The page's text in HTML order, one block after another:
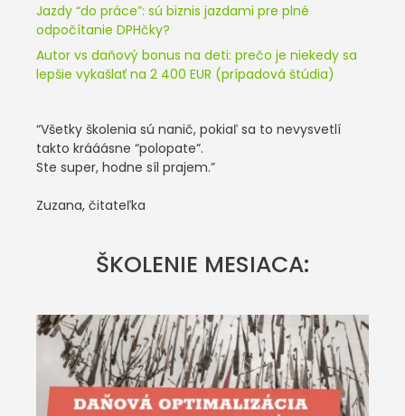
Jazdy “do práce”: sú biznis jazdami pre plné
odpočítanie DPHčky?
Autor vs daňový bonus na deti: prečo je niekedy sa
lepšie vykašlať na 2 400 EUR (prípadová štúdia)
“Všetky školenia sú nanič, pokiaľ sa to nevysvetlí
takto krááásne “polopate”.
Ste super, hodne síl prajem.”
Zuzana, čitateľka
ŠKOLENIE MESIACA: